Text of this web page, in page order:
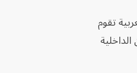
تقوم